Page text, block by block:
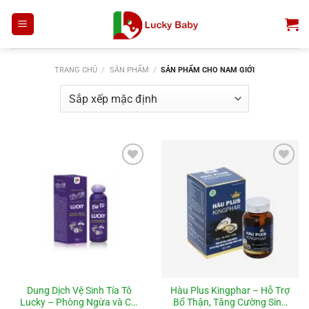
TRANG CHỦ / SẢN PHẨM / SẢN PHẨM CHO NAM GIỚI
Dung Dịch Vệ Sinh Tía Tô
Lucky – Phòng Ngừa và Cải
Hàu Plus Kingphar – Hỗ Trợ
Bổ Thận, Tăng Cường Sinh